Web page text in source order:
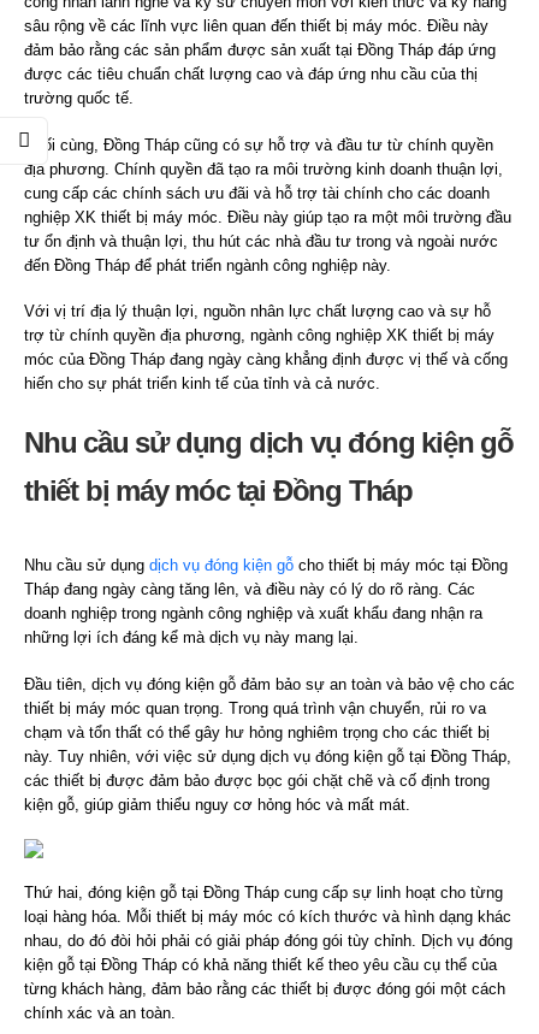
sâu rộng về các lĩnh vực liên quan đến thiết bị máy móc. Điều này
đảm bảo rằng các sản phẩm được sản xuất tại Đồng Tháp đáp ứng
được các tiêu chuẩn chất lượng cao và đáp ứng nhu cầu của thị
trường quốc tế.
Cuối cùng, Đồng Tháp cũng có sự hỗ trợ và đầu tư từ chính quyền
địa phương. Chính quyền đã tạo ra môi trường kinh doanh thuận lợi,
cung cấp các chính sách ưu đãi và hỗ trợ tài chính cho các doanh
nghiệp XK thiết bị máy móc. Điều này giúp tạo ra một môi trường đầu
tư ổn định và thuận lợi, thu hút các nhà đầu tư trong và ngoài nước
đến Đồng Tháp để phát triển ngành công nghiệp này.
Với vị trí địa lý thuận lợi, nguồn nhân lực chất lượng cao và sự hỗ
trợ từ chính quyền địa phương, ngành công nghiệp XK thiết bị máy
móc của Đồng Tháp đang ngày càng khẳng định được vị thế và cống
hiến cho sự phát triển kinh tế của tỉnh và cả nước.
Nhu cầu sử dụng dịch vụ đóng kiện gỗ
thiết bị máy móc tại Đồng Tháp
Nhu cầu sử dụng dịch vụ đóng kiện gỗ cho thiết bị máy móc tại Đồng
Tháp đang ngày càng tăng lên, và điều này có lý do rõ ràng. Các
doanh nghiệp trong ngành công nghiệp và xuất khẩu đang nhận ra
những lợi ích đáng kể mà dịch vụ này mang lại.
Đầu tiên, dịch vụ đóng kiện gỗ đảm bảo sự an toàn và bảo vệ cho các
thiết bị máy móc quan trọng. Trong quá trình vận chuyển, rủi ro va
chạm và tổn thất có thể gây hư hỏng nghiêm trọng cho các thiết bị
này. Tuy nhiên, với việc sử dụng dịch vụ đóng kiện gỗ tại Đồng Tháp,
các thiết bị được đảm bảo được bọc gói chặt chẽ và cố định trong
kiện gỗ, giúp giảm thiểu nguy cơ hỏng hóc và mất mát.
Thứ hai, đóng kiện gỗ tại Đồng Tháp cung cấp sự linh hoạt cho từng
loại hàng hóa. Mỗi thiết bị máy móc có kích thước và hình dạng khác
nhau, do đó đòi hỏi phải có giải pháp đóng gói tùy chỉnh. Dịch vụ đóng
kiện gỗ tại Đồng Tháp có khả năng thiết kế theo yêu cầu cụ thể của
từng khách hàng, đảm bảo rằng các thiết bị được đóng gói một cách
chính xác và an toàn.